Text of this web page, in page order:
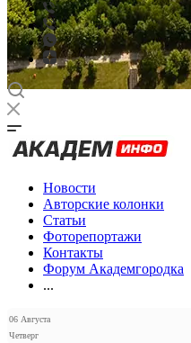
Новости
Авторские колонки
Статьи
Фоторепортажи
Контакты
Форум Академгородка
...
06 Августа
Четверг